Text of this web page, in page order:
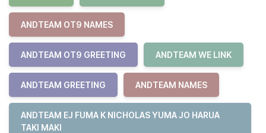
ANDTEAM OT9 NAMES
ANDTEAM OT9 GREETING ANDTEAM WE LINK
ANDTEAM GREETING ANDTEAM NAMES
ANDTEAM EJ FUMA K NICHOLAS YUMA JO HARUA
TAKI MAKI